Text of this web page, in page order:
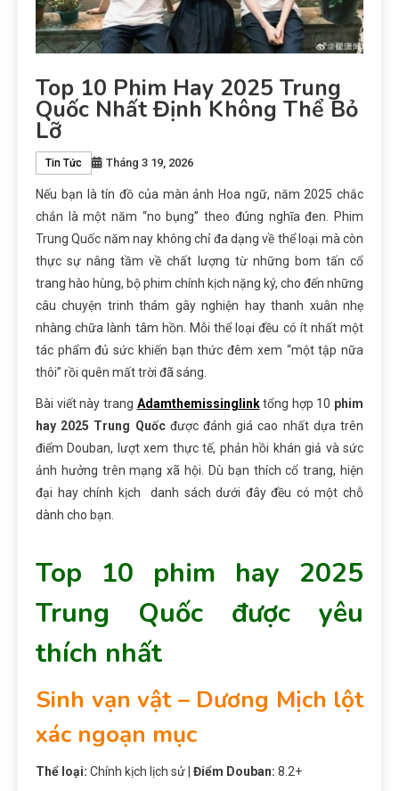
Top 10 Phim Hay 2025 Trung
Quốc Nhất Định Không Thể Bỏ
Lỡ
Tin Tức Tháng 3 19, 2026
Nếu bạn là tín đồ của màn ảnh Hoa ngữ, năm 2025 chắc
chắn là một năm “no bụng” theo đúng nghĩa đen. Phim
Trung Quốc năm nay không chỉ đa dạng về thể loại mà còn
thực sự nâng tầm về chất lượng từ những bom tấn cổ
trang hào hùng, bộ phim chính kịch nặng ký, cho đến những
câu chuyện trinh thám gây nghiện hay thanh xuân nhẹ
nhàng chữa lành tâm hồn. Mỗi thể loại đều có ít nhất một
tác phẩm đủ sức khiến bạn thức đêm xem “một tập nữa
thôi” rồi quên mất trời đã sáng.
Bài viết này trang Adamthemissinglinktổng hợp 10 phim
hay 2025 Trung Quốcđược đánh giá cao nhất dựa trên
điểm Douban, lượt xem thực tế, phản hồi khán giả và sức
ảnh hưởng trên mạng xã hội. Dù bạn thích cổ trang, hiện
đại hay chính kịch danh sách dưới đây đều có một chỗ
dành cho bạn.
Top 10 phim hay 2025
Trung Quốc được yêu
thích nhất
Sinh vạn vật – Dương Mịch lột
xác ngoạn mục
Thể loại: Chính kịch lịch sử | Điểm Douban: 8.2+